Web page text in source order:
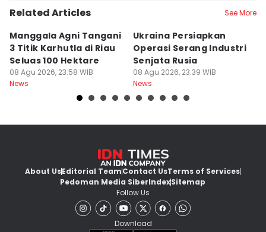
Related Articles See More
Manggala Agni Tangani
3 Titik Karhutla di Riau
Seluas 100 Hektare
08 Agu 2026, 23:58 WIB
News
Ukraina Persiapkan
Operasi Serang Industri
Senjata Rusia
08 Agu 2026, 23:39 WIB
News
About UsEditorial TeamContact UsTerms of Services
Pedoman Media SiberIndexSitemap
Follow Us
Download